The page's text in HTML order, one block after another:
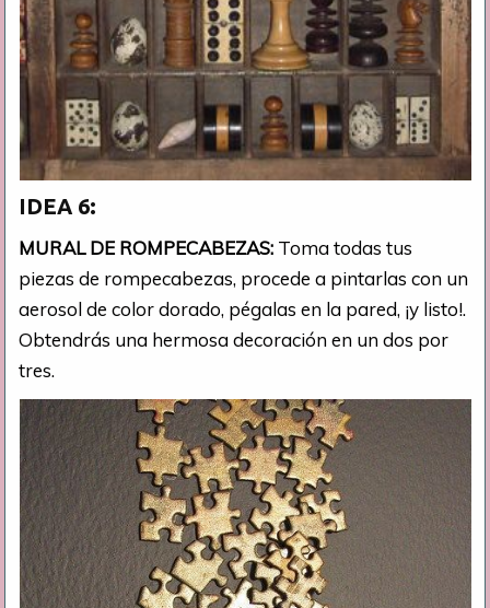
IDEA 6:
MURAL DE ROMPECABEZAS: Toma todas tus
piezas de rompecabezas, procede a pintarlas con un
aerosol de color dorado, pégalas en la pared, ¡y listo!.
Obtendrás una hermosa decoración en un dos por
tres.